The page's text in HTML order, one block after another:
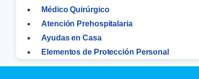
Médico Quirúrgico
Atención Prehospitalaria
Ayudas en Casa
Elementos de Protección Personal